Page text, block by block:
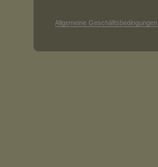
Allgemeine Geschäftsbedingungen